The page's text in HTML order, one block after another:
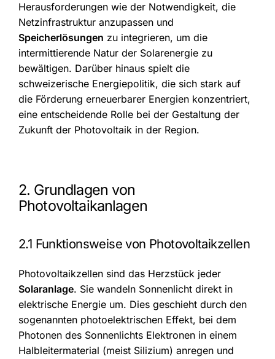
Herausforderungen wie der Notwendigkeit, die
Netzinfrastruktur anzupassen und
Speicherlösungen zu integrieren, um die
intermittierende Natur der Solarenergie zu
bewältigen. Darüber hinaus spielt die
schweizerische Energiepolitik, die sich stark auf
die Förderung erneuerbarer Energien konzentriert,
eine entscheidende Rolle bei der Gestaltung der
Zukunft der Photovoltaik in der Region.
2. Grundlagen von
Photovoltaikanlagen
2.1 Funktionsweise von Photovoltaikzellen
Photovoltaikzellen sind das Herzstück jeder
Solaranlage. Sie wandeln Sonnenlicht direkt in
elektrische Energie um. Dies geschieht durch den
sogenannten photoelektrischen Effekt, bei dem
Photonen des Sonnenlichts Elektronen in einem
Halbleitermaterial (meist Silizium) anregen und